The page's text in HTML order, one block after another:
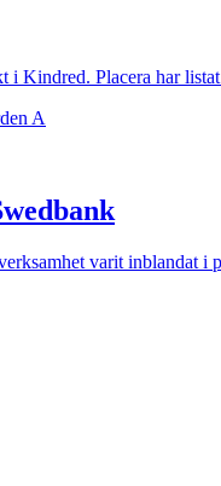
i Kindred. Placera har
A
varit inblandat